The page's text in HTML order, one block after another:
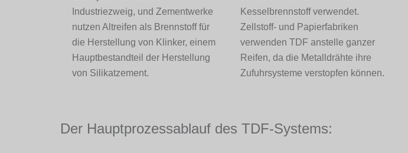
Industriezweig, und Zementwerke
nutzen Altreifen als Brennstoff für
die Herstellung von Klinker, einem
Hauptbestandteil der Herstellung
von Silikatzement.
Kesselbrennstoff verwendet.
Zellstoff- und Papierfabriken
verwenden TDF anstelle ganzer
Reifen, da die Metalldrähte ihre
Zufuhrsysteme verstopfen können.
Der Hauptprozessablauf des TDF-Systems: